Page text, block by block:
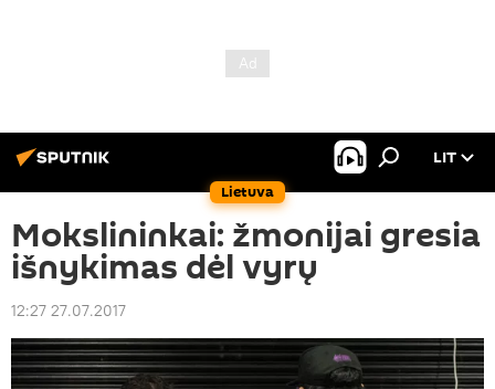
Lietuva
LIT
Mokslininkai: žmonijai gresia
išnykimas dėl vyrų
12:27 27.07.2017